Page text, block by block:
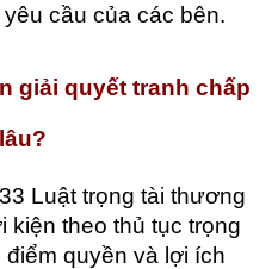
cầu của các bên.
giải quyết tranh chấp
Luật trọng tài thương
kiện theo thủ tục trọng
quyền và lợi ích